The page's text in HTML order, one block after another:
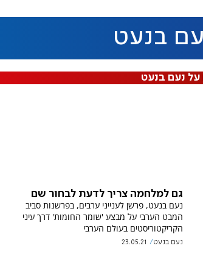
בנעט
על נעם בנעט
גם למלחמה צריך לדעת לבחור שם
נעם בנעט, פרשן לענייני ערבים, בפרשנות סביב
המבט הערבי על מבצע 'שומר החומות' דרך עיני
הקריקטוריסטים בעולם הערבי
נעם בנעט 23.05.21